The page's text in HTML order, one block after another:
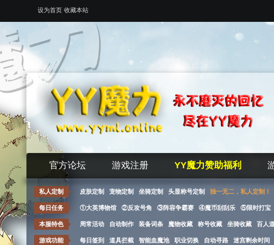
设为首页 收藏本站
官方论坛 游戏注册 YY魔力赞助福利
私人定制 皮肤定制 宠物定制 坐骑定制 头显称号定制 独一无二，私人定制！
每日任务 ①大英博物馆 ②反攻号角 ③阵容争霸赛 ④魔币刮刮乐 ⑤限时打宝
本服特色 周常活动 自动制作 装备词条 魔物收藏 称号收藏 坐骑收藏 百人
游戏功能 每日签到 道具拦截 智能血魔池 职业切换 自动寻路 迷宫剩余时间